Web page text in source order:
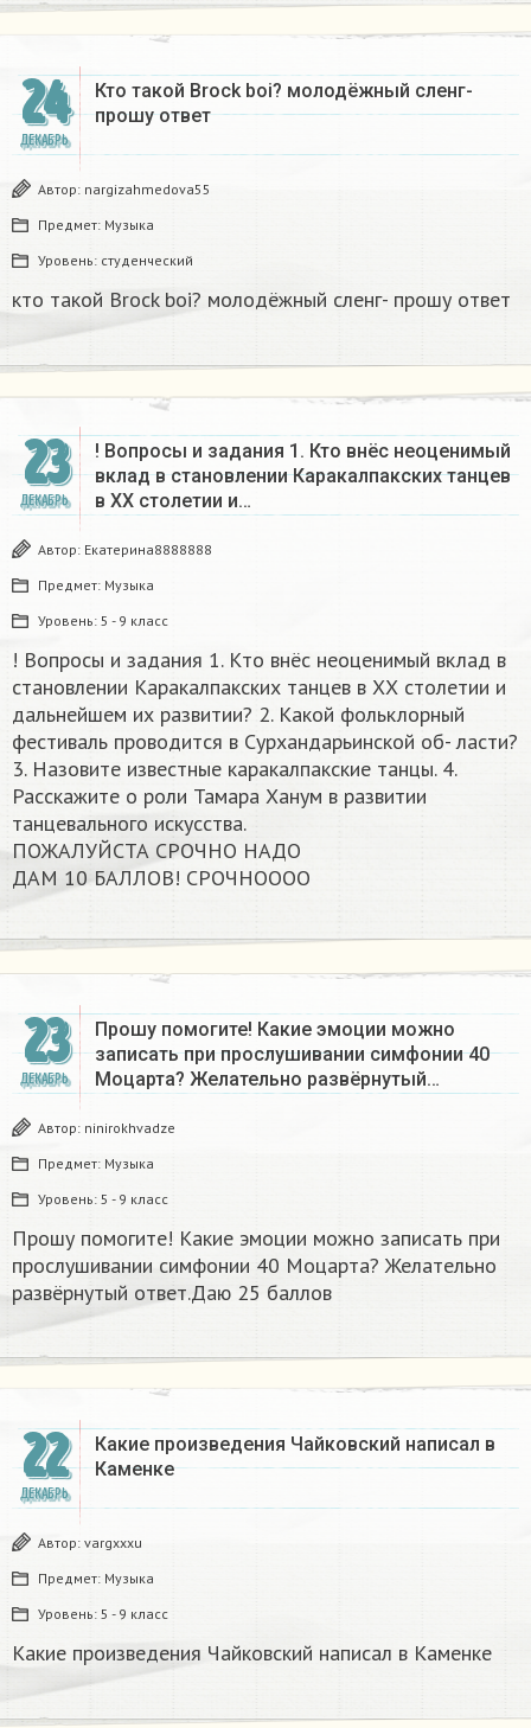
24
ДЕКАБРЬ
Кто такой Brock boi? молодёжный сленг-
прошу ответ​
Автор: nargizahmedova55
Предмет: Музыка
Уровень: студенческий
кто такой Brock boi? молодёжный сленг- прошу ответ​
23
ДЕКАБРЬ
! Вопросы и задания 1. Кто внёс неоценимый
вклад в становлении Каракалпакских танцев
в ХХ столетии и…
Автор: Екатерина8888888
Предмет: Музыка
Уровень: 5 - 9 класс
! Вопросы и задания 1. Кто внёс неоценимый вклад в
становлении Каракалпакских танцев в ХХ столетии и
дальнейшем их развитии? 2. Какой фольклорный
фестиваль проводится в Сурхандарьинской об- ласти?
3. Назовите известные каракалпакские танцы. 4.
Расскажите о роли Тамара Ханум в развитии
танцевального искусства.
ПОЖАЛУЙСТА СРОЧНО НАДО
ДАМ 10 БАЛЛОВ! СРОЧНОООО​
23
ДЕКАБРЬ
Прошу помогите! Какие эмоции можно
записать при прослушивании симфонии 40
Моцарта? Желательно развёрнутый…
Автор: ninirokhvadze
Предмет: Музыка
Уровень: 5 - 9 класс
Прошу помогите! Какие эмоции можно записать при
прослушивании симфонии 40 Моцарта? Желательно
развёрнутый ответ.Даю 25 баллов​
22
ДЕКАБРЬ
Какие произведения Чайковский написал в
Каменке
Автор: vargxxxu
Предмет: Музыка
Уровень: 5 - 9 класс
Какие произведения Чайковский написал в Каменке